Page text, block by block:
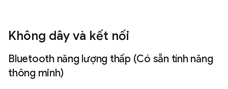
Không dây và kết nối
Bluetooth năng lượng thấp (Có sẵn tính năng
thông minh)